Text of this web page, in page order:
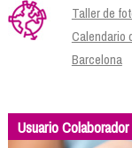
Taller de
Calendario
Barcelona
Usuario Colaborador